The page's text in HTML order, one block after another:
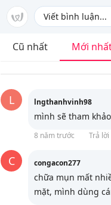
Cũ nhất Mới
L lngthanhvinh98
mình sẽ tham
8 năm trước Trả lời
C congacon277
chữa mụn mất
mặt, mình dùng